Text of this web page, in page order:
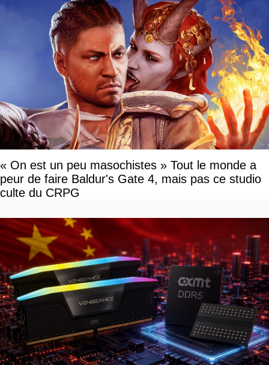
« On est un peu masochistes » Tout le monde a
peur de faire Baldur's Gate 4, mais pas ce studio
culte du CRPG